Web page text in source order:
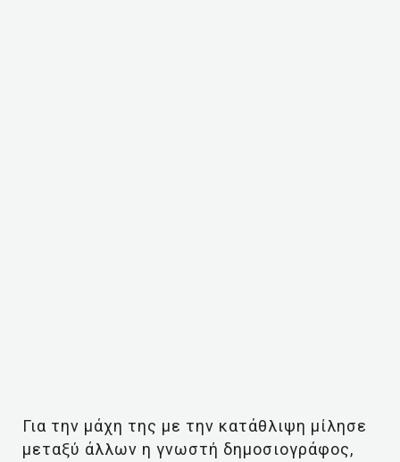
Για την μάχη της με την κατάθλιψη μίλησε
μεταξύ άλλων η γνωστή δημοσιογράφος,